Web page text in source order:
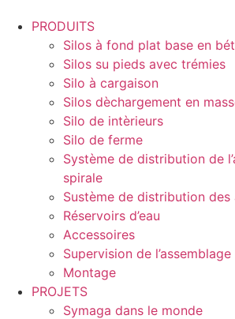
PRODUITS
Silos à fond plat base en
Silos su pieds avec trémies
Silo à cargaison
Silos dèchargement en
Silo de intèrieurs
Silo de ferme
Système de distribution de
spirale
Sustème de distribution des
Réservoirs d’eau
Accessoires
Supervision de l’assemblage
Montage
PROJETS
Symaga dans le monde